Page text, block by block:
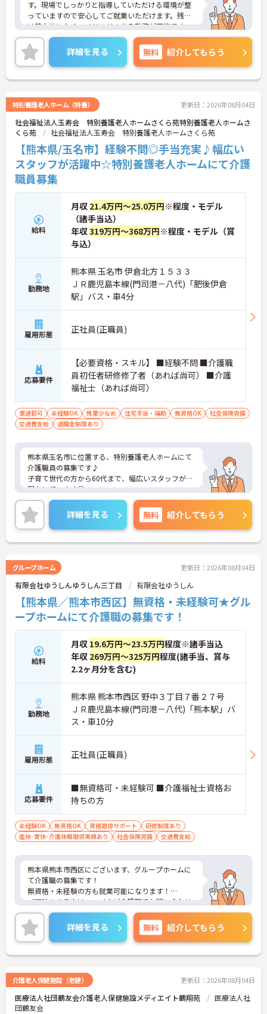
す。現場でしっかりと指導していただける環境が整
っていますので安心してご就業いただけます。残業
は基本的になく、メリハリのある勤務が可能です。
ご興味ある方には、面接対策ポイントなど、詳細を
お話しいたしますのでお気軽にご相談ください。
詳細を見る 無料 紹介してもらう
特別養護老人ホーム（特養） 更新日：2026年08月04日
社会福祉法人玉寿会 特別養護老人ホームさくら苑特別養護老人ホームさ
くら苑
社会福祉法人玉寿会 特別養護老人ホームさくら苑
【熊本県/玉名市】経験不問◎手当充実♪幅広い
スタッフが活躍中☆特別養護老人ホームにて介護
職員募集
給料
月収 21.4万円～25.0万円※程度・モデル
（諸手当込）
年収319万円～368万円※程度・モデル（賞
与込）
勤務地
熊本県 玉名市 伊倉北方１５３３
ＪＲ鹿児島本線(門司港－八代)「肥後伊倉
駅」バス・車4分
雇用形態 正社員(正職員)
応募要件
【必要資格・スキル】 ■経験不問 ■介護職
員初任者研修修了者（あれば尚可） ■介護
福祉士（あれば尚可）
車通勤可 未経験OK 残業少なめ 住宅手当・補助 無資格OK
社会保険完備
交通費支給
退職金制度あり
熊本県玉名市に位置する、特別養護老人ホームにて
介護職員の募集です♪
子育て世代の方から60代まで、幅広いスタッフが活
躍中しています◎
あなたの経験やスキルを活かして、高齢者の皆さま
が安心して過ごせる空間づくりにチャレンジしてみ
ませんか？
ご興味ある方には、面接のポイントなど、さらに詳
細をお話致しますのでお気軽にご相談ください。
詳細を見る 無料 紹介してもらう
グループホーム 更新日：2026年08月04日
有限会社ゆうしんゆうしん三丁目 有限会社ゆうしん
【熊本県／熊本市西区】無資格・未経験可★グル
ープホームにて介護職の募集です！
給料
月収 19.6万円～23.5万円程度※諸手当込
年収 269万円～325万円程度(諸手当、賞与
2.2ヶ月分を含む)
勤務地
熊本県 熊本市西区 野中３丁目７番２７号
ＪＲ鹿児島本線(門司港－八代)「熊本駅」バ
ス・車10分
雇用形態 正社員(正職員)
応募要件
■無資格可・未経験可 ■介護福祉士資格お
持ちの方
未経験OK 無資格OK 資格取得サポート
研修制度あり
産休･育休･介護休暇取得実績あり
社会保険完備 交通費支給
熊本県熊本市西区にございます、グループホームに
て介護職の募集です！
無資格・未経験の方も就業可能になります！
ご興味のある方は、マイナビ介護職でお問い合わせ
ください。
詳細を見る 無料 紹介してもらう
介護老人保健施設（老健） 更新日：2026年08月04日
医療法人社団鶴友会介護老人保健施設メディエイト鶴翔苑
医療法人社
団鶴友会